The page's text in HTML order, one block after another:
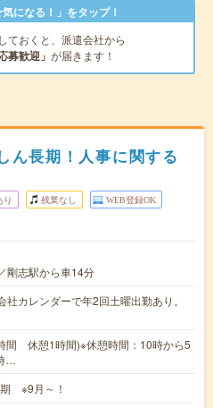
になる！」をタップ！
ておくと、派遣会社から
募歓迎」 が届きます！
ん長期！人事に関する
り 残業なし WEB登録OK
剛志駅から車14分
カレンダーで年2回土曜出勤あり。
間 休憩1時間)※休憩時間：10時から5
…
※9月～！